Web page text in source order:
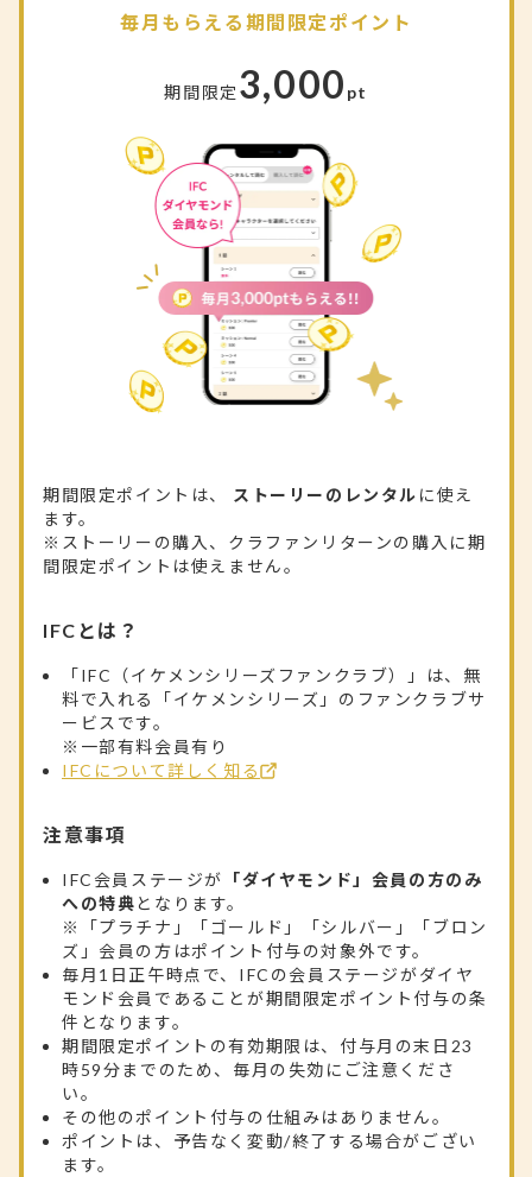
毎月もらえる期間限定ポイント
期間限定 3,000 pt
期間限定ポイントは、 ストーリーのレンタル に使え
ます。
※ストーリーの購入、クラファンリターンの購入に期
間限定ポイントは使えません。
IFCとは？
「IFC（イケメンシリーズファンクラブ）」は、無
料で入れる「イケメンシリーズ」のファンクラブサ
ービスです。
※一部有料会員有り
IFCについて詳しく知る
注意事項
IFC会員ステージが
「ダイヤモンド」会員の方のみ
への特典となります。
※「プラチナ」「ゴールド」「シルバー」「ブロン
ズ」会員の方はポイント付与の対象外です。
毎月1日正午時点で、IFCの会員ステージがダイヤ
モンド会員であることが期間限定ポイント付与の条
件となります。
期間限定ポイントの有効期限は、付与月の末日23
時59分までのため、毎月の失効にご注意くださ
い。
その他のポイント付与の仕組みはありません。
ポイントは、予告なく変動/終了する場合がござい
ます。